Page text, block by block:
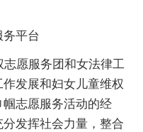
平台
愿服务团和女法律工
发展和妇女儿童维权
志愿服务活动的经
发挥社会力量，整合